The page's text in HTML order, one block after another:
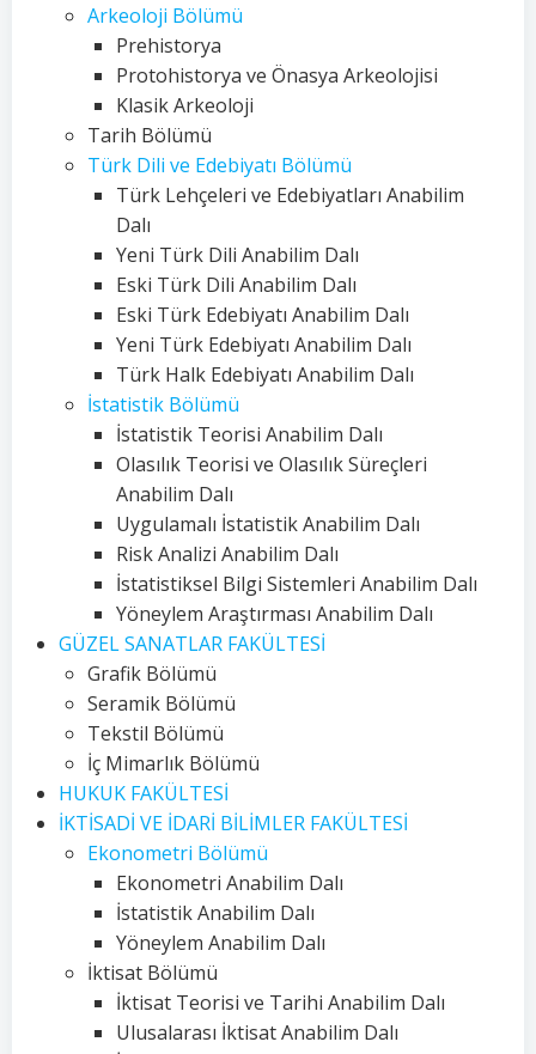
Arkeoloji Bölümü
Prehistorya
Protohistorya ve Önasya Arkeolojisi
Klasik Arkeoloji
Tarih Bölümü
Türk Dili ve Edebiyatı Bölümü
Türk Lehçeleri ve Edebiyatları Anabilim
Dalı
Yeni Türk Dili Anabilim Dalı
Eski Türk Dili Anabilim Dalı
Eski Türk Edebiyatı Anabilim Dalı
Yeni Türk Edebiyatı Anabilim Dalı
Türk Halk Edebiyatı Anabilim Dalı
İstatistik Bölümü
İstatistik Teorisi Anabilim Dalı
Olasılık Teorisi ve Olasılık Süreçleri
Anabilim Dalı
Uygulamalı İstatistik Anabilim Dalı
Risk Analizi Anabilim Dalı
İstatistiksel Bilgi Sistemleri Anabilim Dalı
Yöneylem Araştırması Anabilim Dalı
GÜZEL SANATLAR FAKÜLTESİ
Grafik Bölümü
Seramik Bölümü
Tekstil Bölümü
İç Mimarlık Bölümü
HUKUK FAKÜLTESİ
İKTİSADİ VE İDARİ BİLİMLER FAKÜLTESİ
Ekonometri Bölümü
Ekonometri Anabilim Dalı
İstatistik Anabilim Dalı
Yöneylem Anabilim Dalı
İktisat Bölümü
İktisat Teorisi ve Tarihi Anabilim Dalı
Ulusalarası İktisat Anabilim Dalı